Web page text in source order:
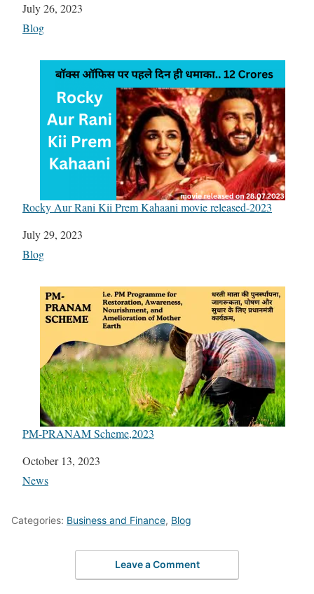
Date
July 26, 2023
In relation to
Blog
Rocky Aur Rani Kii Prem Kahaani movie released-2023
Date
July 29, 2023
In relation to
Blog
PM-PRANAM Scheme,2023
Date
October 13, 2023
In relation to
News
Categories: Business and Finance, Blog
Leave a Comment